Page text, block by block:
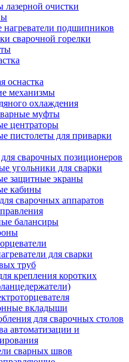
лазерной очистки
подшипников
сварочной горелки
оснастка
механизмы
охлаждения
муфты
центраторы
пистолеты для приварки
сварочных позиционеров
угольники для сварки
защитные экраны
кабины
сварочных аппаратов
балансиры
для сварки
труб
крепления коротких
вкладыши
для сварочных столов
автоматизации и
сварных швов